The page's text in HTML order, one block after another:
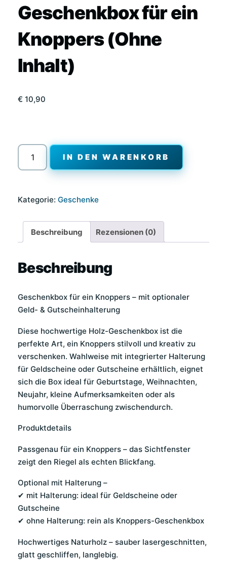
Geschenkbox für ein
Knoppers (Ohne
Inhalt)
€ 10,90
Geschenkbox
(Ohne
IN DEN WARENKORB
Kategorie: Geschenke
Beschreibung Rezensionen (0)
Beschreibung
Geschenkbox für ein Knoppers – mit optionaler
Geld- & Gutscheinhalterung
Diese hochwertige Holz-Geschenkbox ist die
perfekte Art, ein Knoppers stilvoll und kreativ zu
verschenken. Wahlweise mit integrierter Halterung
für Geldscheine oder Gutscheine erhältlich, eignet
sich die Box ideal für Geburtstage, Weihnachten,
Neujahr, kleine Aufmerksamkeiten oder als
humorvolle Überraschung zwischendurch.
Produktdetails
Passgenau für ein Knoppers – das Sichtfenster
zeigt den Riegel als echten Blickfang.
Optional mit Halterung –
✔ mit Halterung: ideal für Geldscheine oder
Gutscheine
✔ ohne Halterung: rein als Knoppers-Geschenkbox
Hochwertiges Naturholz – sauber lasergeschnitten,
glatt geschliffen, langlebig.